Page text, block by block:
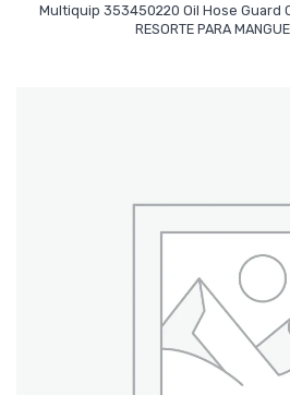
Multiquip 353450220 Oil Hose Guard
RESORTE PARA
Leer Más